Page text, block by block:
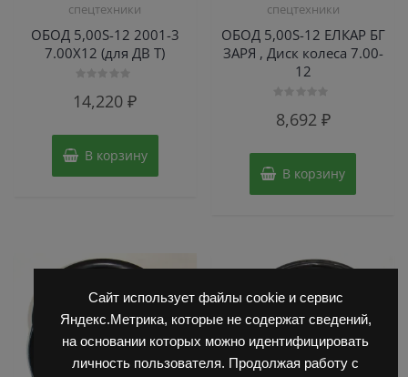
Сайт использует файлы cookie и сервис
Яндекс.Метрика, которые не содержат сведений,
на основании которых можно идентифицировать
личность пользователя. Продолжая работу с
спецтехники
ОБОД 5,00S-12 2001-3
7.00Х12 (для ДВ Т)
0
14,220₽
В корзину
спецтехники
ОБОД 5,00S-12 ЕЛКАР БГ
ЗАРЯ , Диск колеса 7.00-
12
08,692 ₽
В корзину